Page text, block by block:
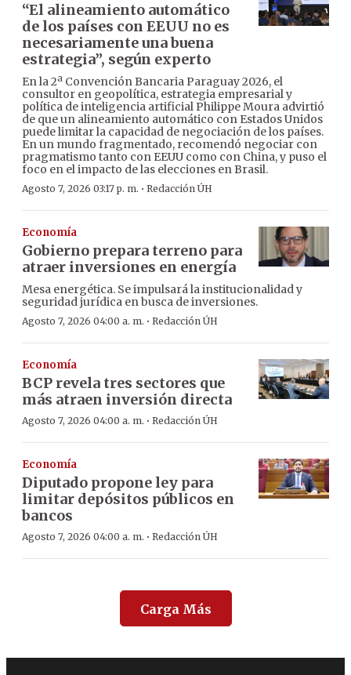
“El alineamiento automático
de los países con EEUU no es
necesariamente una buena
estrategia”, según experto
En la 2ª Convención Bancaria Paraguay 2026, el
consultor en geopolítica, estrategia empresarial y
política de inteligencia artificial Philippe Moura advirtió
de que un alineamiento automático con Estados Unidos
puede limitar la capacidad de negociación de los países.
En un mundo fragmentado, recomendó negociar con
pragmatismo tanto con EEUU como con China, y puso el
foco en el impacto de las elecciones en Brasil.
Agosto 7, 2026 03:17 p. m. · Redacción ÚH
Economía
Gobierno prepara terreno para
atraer inversiones en energía
Mesa energética. Se impulsará la institucionalidad y
seguridad jurídica en busca de inversiones.
Agosto 7, 2026 04:00 a. m. · Redacción ÚH
Economía
BCP revela tres sectores que
más atraen inversión directa
Agosto 7, 2026 04:00 a. m. · Redacción ÚH
Economía
Diputado propone ley para
limitar depósitos públicos en
bancos
Agosto 7, 2026 04:00 a. m. · Redacción ÚH
Carga Más